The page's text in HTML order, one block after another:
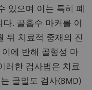
있으며 이는 특히 폐
. 골흡수 마커를 이
뒤 치료적 중재의 진
에 반해 골형성 마
러한 검사법은 치료
골밀도 검사(BMD)